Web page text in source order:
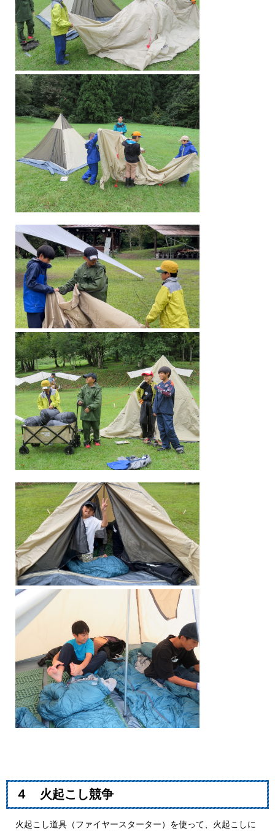
４ 火起こし競争
火起こし道具（ファイヤースターター）を使って、火起こしに